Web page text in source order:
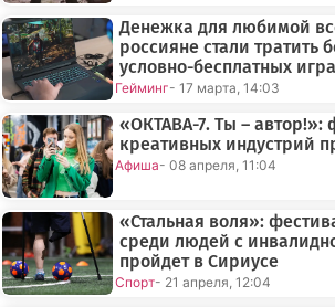
Денежка для любимой
россияне стали тратить
условно-бесплатных
Гейминг- 17 марта, 14:03
«ОКТАВА-7. Ты – автор!»:
креативных индустрий
Афиша- 08 апреля, 11:04
«Стальная воля»:
среди людей с
пройдет в Сириусе
Спорт- 21 апреля, 12:04